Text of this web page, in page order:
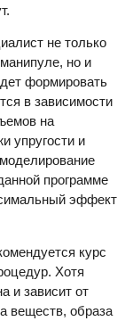
не только
но и
формировать
в зависимости
на
упругости и
программе
эффект
курс
Хотя
и зависит от
веществ, образа